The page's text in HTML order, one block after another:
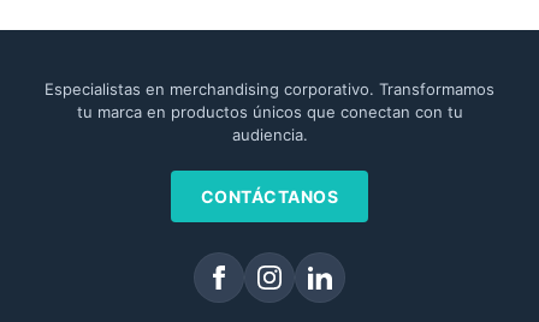
Especialistas en merchandising corporativo. Transformamos
tu marca en productos únicos que conectan con tu
audiencia.
CONTÁCTANOS